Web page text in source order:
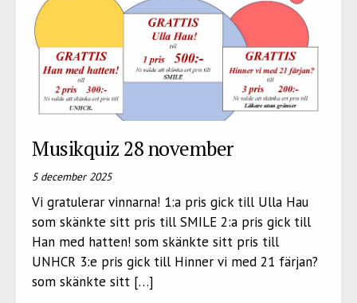
Musikquiz 28 november
5 december 2025
Vi gratulerar vinnarna! 1:a pris gick till Ulla Hau
som skänkte sitt pris till SMILE 2:a pris gick till
Han med hatten! som skänkte sitt pris till
UNHCR 3:e pris gick till Hinner vi med 21 färjan?
som skänkte sitt […]